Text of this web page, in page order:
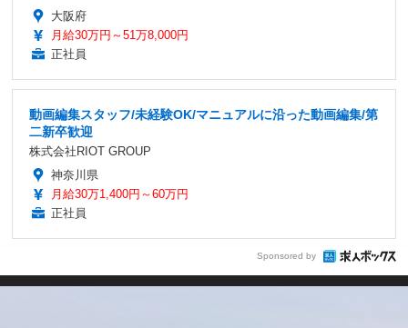
大阪府
月給30万円～51万8,000円
正社員
動画編集スタッフ/未経験OK/マニュアルに沿った動画編集/第
二新卒歓迎
株式会社RIOT GROUP
神奈川県
月給30万1,400円～60万円
正社員
Sponsored by